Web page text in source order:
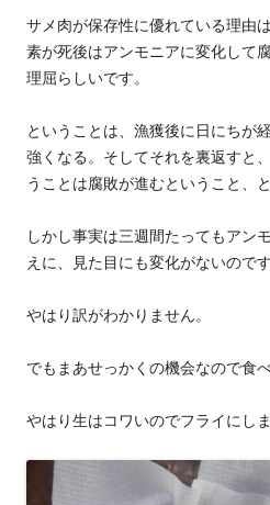
サメ肉が保存性に優れている理由
素が死後はアンモニアに変化して
理屈らしいです。
ということは、漁獲後に日にちが
強くなる。そしてそれを裏返すと
うことは腐敗が進むということ、
しかし事実は三週間たってもアン
えに、見た目にも変化がないのです
やはり訳がわかりません。
でもまあせっかくの機会なので食
やはり生はコワいのでフライにし